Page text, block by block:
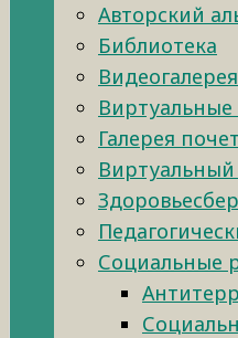
Авторский
Библиотека
Видеогалерея
Виртуальные
Галерея
Социальные